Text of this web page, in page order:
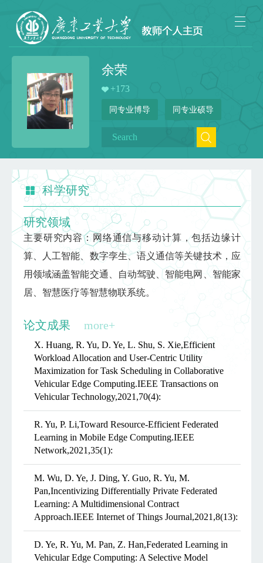
余荣
+173
同专业博导 同专业硕导
科学研究
研究领域
主要研究内容：网络通信与移动计算，包括边缘计
算、人工智能、数字孪生、语义通信等关键技术，应
用领域涵盖智能交通、自动驾驶、智能电网、智能家
居、智慧医疗等智慧物联系统。
论文成果 more+
X. Huang, R. Yu, D. Ye, L. Shu, S. Xie,Efficient
Workload Allocation and User-Centric Utility
Maximization for Task Scheduling in Collaborative
Vehicular Edge Computing.IEEE Transactions on
Vehicular Technology,2021,70(4):
R. Yu, P. Li,Toward Resource-Efficient Federated
Learning in Mobile Edge Computing.IEEE
Network,2021,35(1):
M. Wu, D. Ye, J. Ding, Y. Guo, R. Yu, M.
Pan,Incentivizing Differentially Private Federated
Learning: A Multidimensional Contract
Approach.IEEE Internet of Things Journal,2021,8(13):
D. Ye, R. Yu, M. Pan, Z. Han,Federated Learning in
Vehicular Edge Computing: A Selective Model